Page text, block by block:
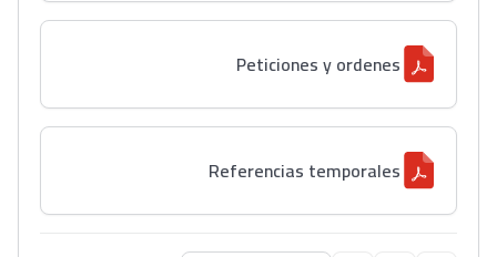
Peticiones y ordenes
Referencias temporales